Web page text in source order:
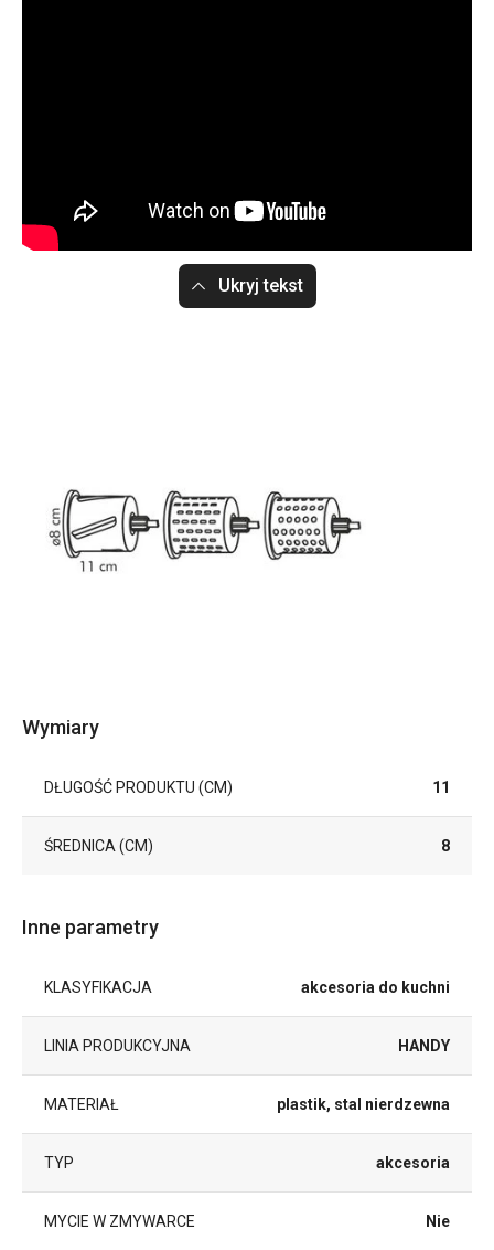
Ukryj tekst
Wymiary
DŁUGOŚĆ PRODUKTU (CM) 11
ŚREDNICA (CM) 8
Inne parametry
KLASYFIKACJA akcesoria do kuchni
LINIA PRODUKCYJNA HANDY
MATERIAŁ plastik, stal nierdzewna
TYP akcesoria
MYCIE W ZMYWARCE Nie